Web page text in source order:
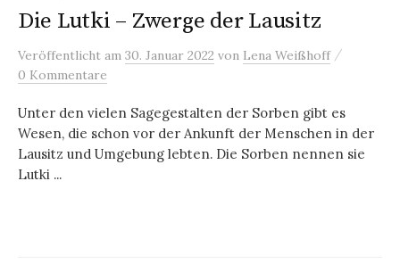
Die Lutki – Zwerge der Lausitz
Veröffentlicht am 30. Januar 2022 von Lena Weißhoff /
0 Kommentare
Unter den vielen Sagegestalten der Sorben gibt es
Wesen, die schon vor der Ankunft der Menschen in der
Lausitz und Umgebung lebten. Die Sorben nennen sie
Lutki ...